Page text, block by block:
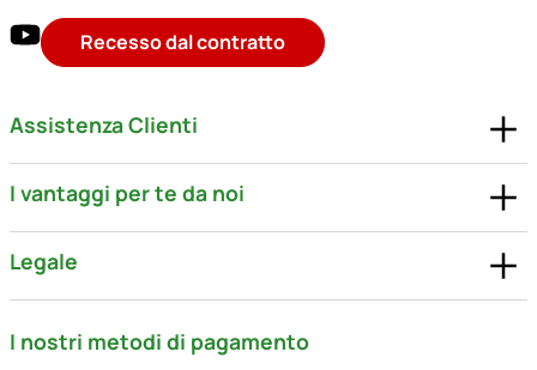
Recesso dal contratto
Assistenza Clienti
I vantaggi per te da noi
Legale
I nostri metodi di pagamento